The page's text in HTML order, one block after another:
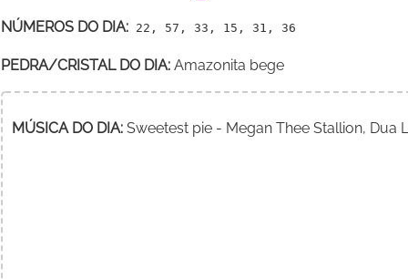
NÚMEROS DO DIA: 22, 57, 33, 15, 31, 36
PEDRA/CRISTAL DO DIA: Amazonita bege
MÚSICA DO DIA: Sweetest pie - Megan Thee Stallion, Dua